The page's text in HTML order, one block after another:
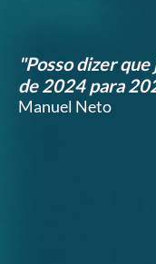
"Posso dizer
de 2024 para
Manuel Neto